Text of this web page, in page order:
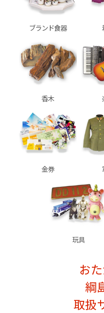
ブランド食器
香木
金券
玩具
お
綱
取扱